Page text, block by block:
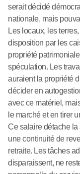
serait décidé
nationale, mais
Les locaux, les
disposition par les
propriété
spéculation. Les
auraient la propriété
décider en
avec ce matériel,
le marché et en tirer
Ce salaire détache
une continuité de
retraite. Les tâches
disparaissent, ne